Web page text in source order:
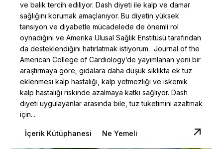
ve balık tercih ediliyor. Dash diyeti ile kalp ve damar
sağlığını korumak amaçlanıyor. Bu diyetin yüksek
tansiyon ve diyabetle mücadelede de önemli rol
oynadığını ve Amerika Ulusal Sağlık Enstitüsü tarafından
da desteklendiğini hatırlatmak istiyorum. Journal of the
American College of Cardiology’de yayımlanan yeni bir
araştırmaya göre, gıdalara daha düşük sıklıkta ek tuz
eklenmesi kalp hastalığı, kalp yetmezliği ve iskemik
kalp hastalığı riskinde azalmaya katkı sağlıyor. Dash
diyeti uygulayanlar arasında bile, tuz tüketimini azaltmak
için...
İçerik Kütüphanesi Ne Yemeli